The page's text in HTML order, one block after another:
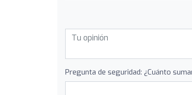
Pregunta de seguridad: ¿Cuánto